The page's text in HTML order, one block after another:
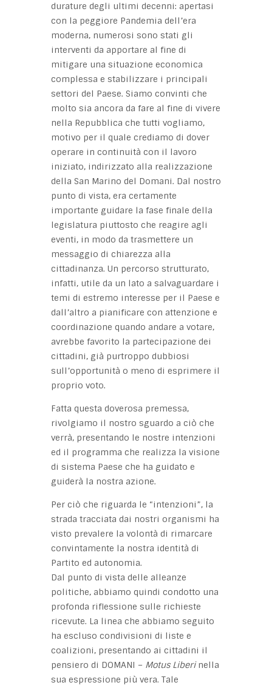
durature degli ultimi decenni: apertasi
con la peggiore Pandemia dell’era
moderna, numerosi sono stati gli
interventi da apportare al fine di
mitigare una situazione economica
complessa e stabilizzare i principali
settori del Paese. Siamo convinti che
molto sia ancora da fare al fine di vivere
nella Repubblica che tutti vogliamo,
motivo per il quale crediamo di dover
operare in continuità con il lavoro
iniziato, indirizzato alla realizzazione
della San Marino del Domani. Dal nostro
punto di vista, era certamente
importante guidare la fase finale della
legislatura piuttosto che reagire agli
eventi, in modo da trasmettere un
messaggio di chiarezza alla
cittadinanza. Un percorso strutturato,
infatti, utile da un lato a salvaguardare i
temi di estremo interesse per il Paese e
dall’altro a pianificare con attenzione e
coordinazione quando andare a votare,
avrebbe favorito la partecipazione dei
cittadini, già purtroppo dubbiosi
sull’opportunità o meno di esprimere il
proprio voto.
Fatta questa doverosa premessa,
rivolgiamo il nostro sguardo a ciò che
verrà, presentando le nostre intenzioni
ed il programma che realizza la visione
di sistema Paese che ha guidato e
guiderà la nostra azione.
Per ciò che riguarda le “intenzioni”, la
strada tracciata dai nostri organismi ha
visto prevalere la volontà di rimarcare
convintamente la nostra identità di
Partito ed autonomia.
Dal punto di vista delle alleanze
politiche, abbiamo quindi condotto una
profonda riflessione sulle richieste
ricevute. La linea che abbiamo seguito
ha escluso condivisioni di liste e
coalizioni, presentando ai cittadini il
pensiero di DOMANI – Motus Liberinella
sua espressione più vera. Tale